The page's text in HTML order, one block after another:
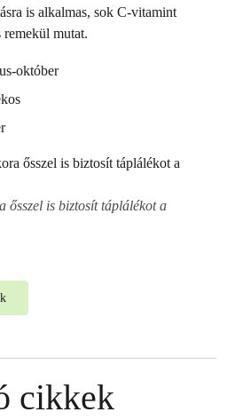
is alkalmas, sok C-vitamint
remekül mutat.
október
ősszel is biztosít táplálékot a
cikkek